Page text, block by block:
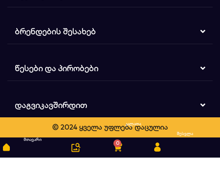
ᲑᲠᲔᲜᲓᲔᲑᲘᲡ ᲨᲔᲡᲐᲮᲔᲑ
ᲬᲔᲡᲔᲑᲘ ᲓᲐ ᲞᲘᲠᲝᲑᲔᲑᲘ
ᲓᲐᲒᲕᲘᲙᲐᲕᲨᲘᲠᲓᲘᲗ
© 2024 ყველა უფლება დაცულია
მთავარი
ძიება
0
კალათა
შესვლა